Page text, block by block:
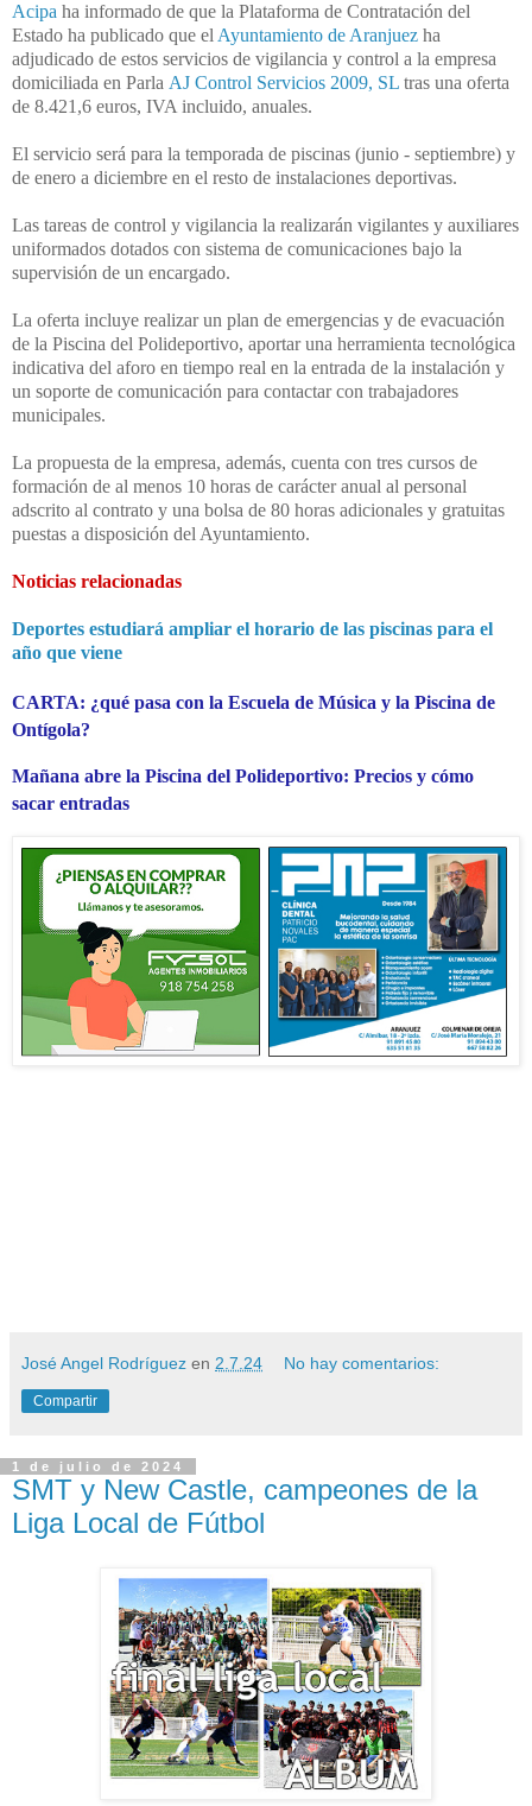
Acipa ha informado de que la Plataforma de Contratación del
Estado ha publicado que el Ayuntamiento de Aranjuez ha
adjudicado de estos servicios de vigilancia y control a la empresa
domiciliada en Parla AJ Control Servicios 2009, SL tras una oferta
de 8.421,6 euros, IVA incluido, anuales.
El servicio será para la temporada de piscinas (junio - septiembre) y
de enero a diciembre en el resto de instalaciones deportivas.
Las tareas de control y vigilancia la realizarán vigilantes y auxiliares
uniformados dotados con sistema de comunicaciones bajo la
supervisión de un encargado.
La oferta incluye realizar un plan de emergencias y de evacuación
de la Piscina del Polideportivo, aportar una herramienta tecnológica
indicativa del aforo en tiempo real en la entrada de la instalación y
un soporte de comunicación para contactar con trabajadores
municipales.
La propuesta de la empresa, además, cuenta con tres cursos de
formación de al menos 10 horas de carácter anual al personal
adscrito al contrato y una bolsa de 80 horas adicionales y gratuitas
puestas a disposición del Ayuntamiento.
Noticias relacionadas
Deportes estudiará ampliar el horario de las piscinas para el
año que viene
CARTA: ¿qué pasa con la Escuela de Música y la Piscina de
Ontígola?
Mañana abre la Piscina del Polideportivo: Precios y cómo
sacar entradas
José Angel Rodríguez en 2.7.24 No hay comentarios:
Compartir
1 de julio de 2024
SMT y New Castle, campeones de la
Liga Local de Fútbol